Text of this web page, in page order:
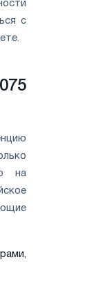
с
на